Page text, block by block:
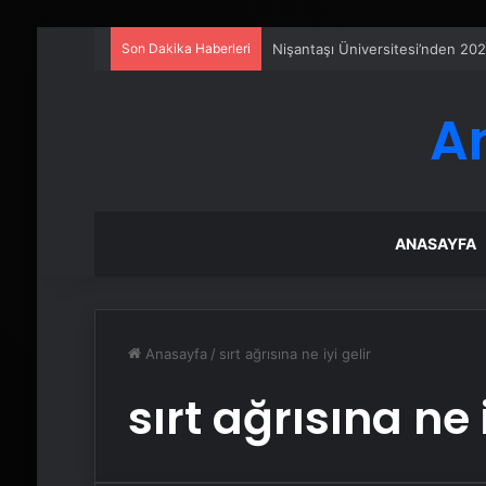
Son Dakika Haberleri Nişantaşı Üniversitesi’nden
ANASAYFA
Anasayfa / sırt ağrısına ne iyi gelir
sırt ağrısına